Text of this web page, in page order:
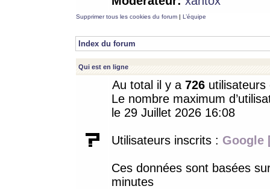
Supprimer tous les cookies du forum | L’équipe
Index du forum
Qui est en ligne
Au total il y a 726
Le nombre maximum
le 29 Juillet 2026 16:08
Utilisateurs inscrits : Google
Ces données sont basées
minutes